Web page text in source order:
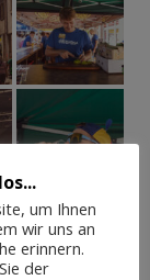
um Ihnen
wir uns an
erinnern.
der